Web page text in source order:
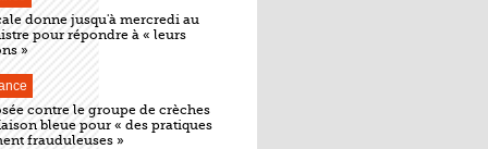
donne jusqu'à mercredi au
pour répondre à « leurs
»
contre le groupe de crèches
bleue pour « des pratiques
frauduleuses »